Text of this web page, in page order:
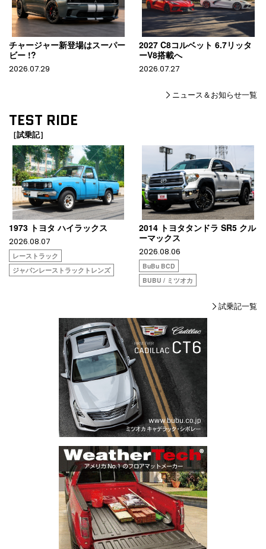
チャージャー新登場はスーパー
ビー !?
2026.07.29
2027 C8コルベット 6.7リッタ
ーV8搭載へ
2026.07.27
ニュース＆お知らせ一覧
TEST RIDE
［試乗記］
1973 トヨタ ハイラックス
2026.08.07
レーストラック
ジャパンレーストラックトレンズ
2014 トヨタタンドラ SR5 クル
ーマックス
2026.08.06
BuBu BCD
BUBU / ミツオカ
試乗記一覧